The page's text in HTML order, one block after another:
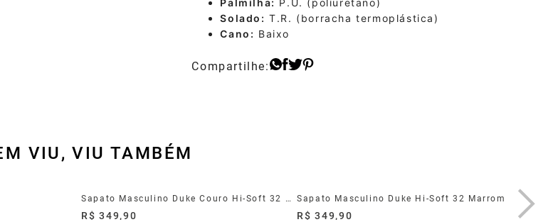
Palmilha: P.U. (poliuretano)
Solado: T.R. (borracha termoplástica)
Cano: Baixo
VIU, VIU TAMBÉM
Sapato Masculino Duke Couro Hi-Soft 32 Preto
R$ 349,90
Sapato Masculino Duke Hi-Soft 32 Marrom
R$ 349,90
Sapato
R$